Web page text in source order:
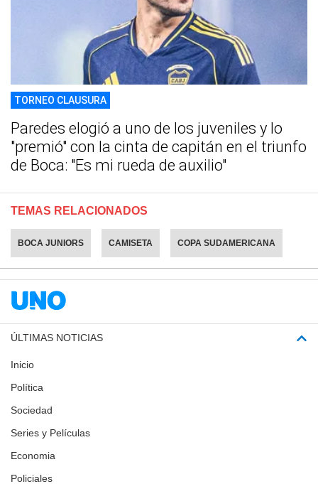
TORNEO CLAUSURA
Paredes elogió a uno de los juveniles y lo
"premió" con la cinta de capitán en el triunfo
de Boca: "Es mi rueda de auxilio"
TEMAS RELACIONADOS
BOCA JUNIORS CAMISETA COPA SUDAMERICANA
ÚLTIMAS NOTICIAS
Inicio
Política
Sociedad
Series y Películas
Economia
Policiales